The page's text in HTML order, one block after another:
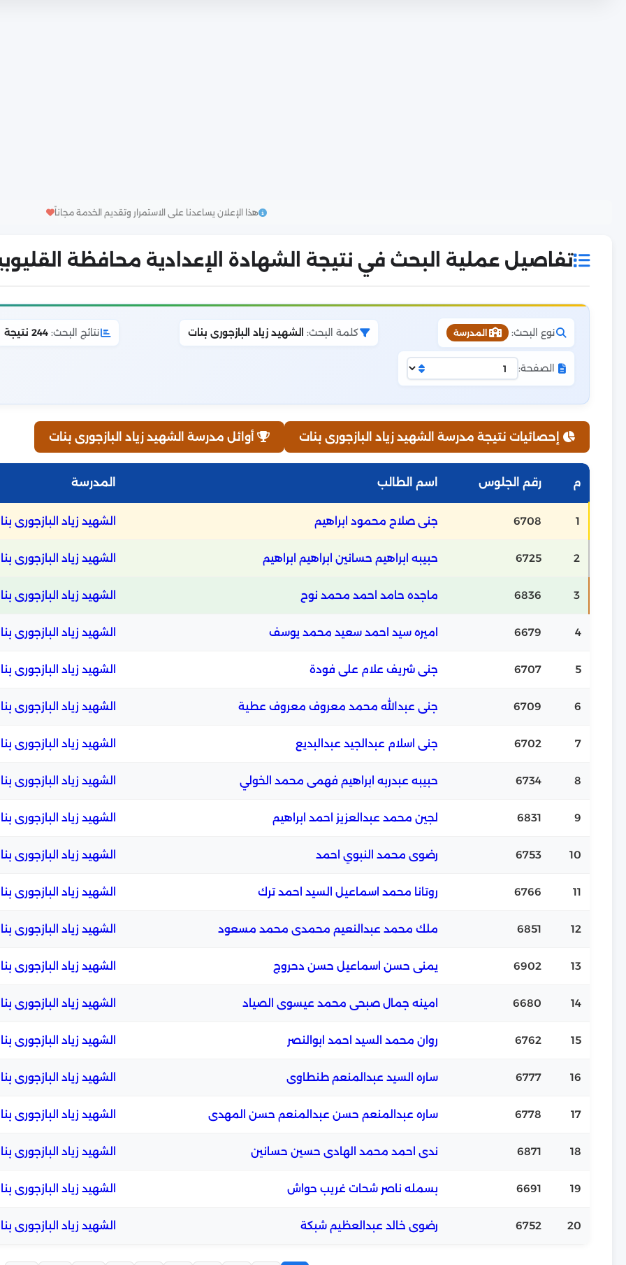
هذا الإعلان يساعدنا على الاستمرار وتقديم الخدمة مجاناً
تفاصيل عملية البحث في نتيجة الشهادة الإعدادية محافظة القليوبية
نوع البحث: المدرسة كلمة البحث: الشهيد زياد البازجورى بنات نتائج البحث: 244 نتيجة
الصفحة:
إحصائيات نتيجة مدرسة الشهيد زياد البازجورى بنات أوائل مدرسة الشهيد زياد البازجورى بنات
م رقم الجلوس اسم الطالب المدرسة
1
6708 جنى صلاح محمود ابراهيم الشهيد زياد البازجورى
2
6725 حبيبه ابراهيم حسانين ابراهيم ابراهيم الشهيد زياد البازجورى
3
6836 ماجده حامد احمد محمد نوح الشهيد زياد البازجورى
4
6679 اميره سيد احمد سعيد محمد يوسف الشهيد زياد البازجورى
5
6707 جنى شريف علام على فودة الشهيد زياد البازجورى
6
6709 جنى عبدالله محمد معروف معروف عطية الشهيد زياد البازجورى
7
6702 جنى اسلام عبدالجيد عبدالبديع الشهيد زياد البازجورى
8
6734 حبيبه عبدربه ابراهيم فهمى محمد الخولي الشهيد زياد البازجورى
9
6831 لجين محمد عبدالعزيز احمد ابراهيم الشهيد زياد البازجورى
10
6753 رضوى محمد النبوي احمد الشهيد زياد البازجورى
11
6766 روتانا محمد اسماعيل السيد احمد ترك الشهيد زياد البازجورى
12
6851 ملك محمد عبدالنعيم محمدى محمد مسعود الشهيد زياد البازجورى
13
6902 يمنى حسن اسماعيل حسن دحروج الشهيد زياد البازجورى
14
6680 امينه جمال صبحى محمد عيسوى الصياد الشهيد زياد البازجورى
15
6762 روان محمد السيد احمد ابوالنصر الشهيد زياد البازجورى
16
6777 ساره السيد عبدالمنعم طنطاوى الشهيد زياد البازجورى
17
6778 ساره عبدالمنعم حسن عبدالمنعم حسن المهدى الشهيد زياد البازجورى
18
6871 ندى احمد محمد الهادى حسين حسانين الشهيد زياد البازجورى
19
6691 بسمله ناصر شحات غريب حواش الشهيد زياد البازجورى
20
6752 رضوى خالد عبدالعظيم شبكة الشهيد زياد البازجورى